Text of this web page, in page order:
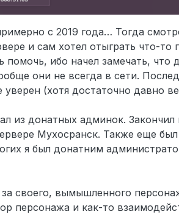
с 2019 года… Тогда
и сам хотел отыграть что-то
ибо начел замечать, что
они не всегда в сети.
(хотя достаточно давно
из донатных админок.
Мухосранск. Также еще
я был донатним
своего, вымышленного
персонажа и как-то